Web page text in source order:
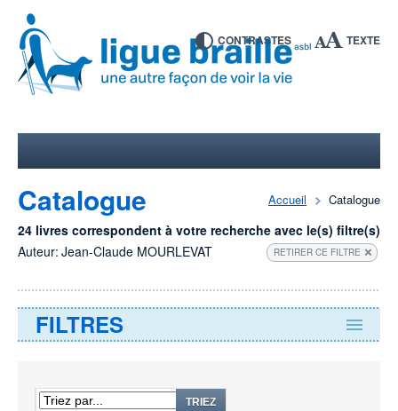
CONTRASTES TEXTE
Accueil Catalogue
Catalogue
24 livres correspondent à votre recherche avec le(s) filtre(s)
Auteur: Jean-Claude MOURLEVAT RETIRER CE FILTRE
FILTRES
1 TRIEZ